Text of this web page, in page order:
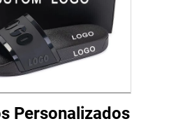
Personalizados